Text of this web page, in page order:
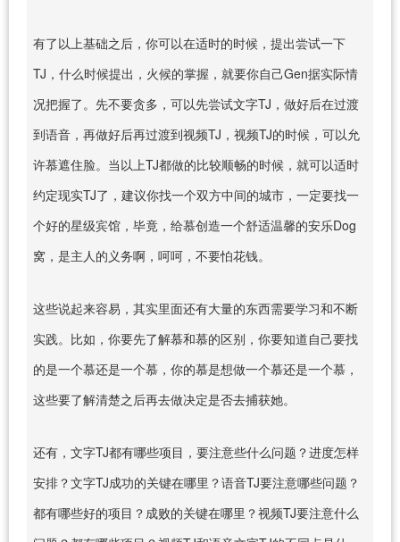
有了以上基础之后，你可以在适时的时候，提出尝试一下
TJ，什么时候提出，火候的掌握，就要你自己Gen据实际情
况把握了。先不要贪多，可以先尝试文字TJ，做好后在过渡
到语音，再做好后再过渡到视频TJ，视频TJ的时候，可以允
许慕遮住脸。当以上TJ都做的比较顺畅的时候，就可以适时
约定现实TJ了，建议你找一个双方中间的城市，一定要找一
个好的星级宾馆，毕竟，给慕创造一个舒适温馨的安乐Dog
窝，是主人的义务啊，呵呵，不要怕花钱。
这些说起来容易，其实里面还有大量的东西需要学习和不断
实践。比如，你要先了解慕和慕的区别，你要知道自己要找
的是一个慕还是一个慕，你的慕是想做一个慕还是一个慕，
这些要了解清楚之后再去做决定是否去捕获她。
还有，文字TJ都有哪些项目，要注意些什么问题？进度怎样
安排？文字TJ成功的关键在哪里？语音TJ要注意哪些问题？
都有哪些好的项目？成败的关键在哪里？视频TJ要注意什么